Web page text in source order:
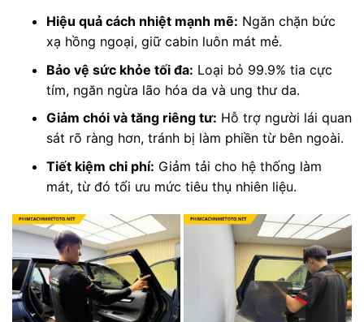
Hiệu quả cách nhiệt mạnh mẽ: Ngăn chặn bức
xạ hồng ngoại, giữ cabin luôn mát mẻ.
Bảo vệ sức khỏe tối đa: Loại bỏ 99.9% tia cực
tím, ngăn ngừa lão hóa da và ung thư da.
Giảm chói và tăng riêng tư: Hỗ trợ người lái quan
sát rõ ràng hơn, tránh bị làm phiền từ bên ngoài.
Tiết kiệm chi phí: Giảm tải cho hệ thống làm
mát, từ đó tối ưu mức tiêu thụ nhiên liệu.